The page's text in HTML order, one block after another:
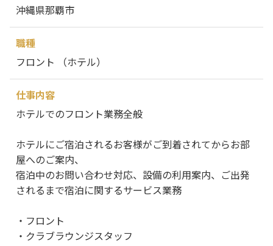
沖縄県那覇市
職種
フロント （ホテル）
仕事内容
ホテルでのフロント業務全般
ホテルにご宿泊されるお客様がご到着されてからお部
屋へのご案内、
宿泊中のお問い合わせ対応、設備の利用案内、ご出発
されるまで宿泊に関するサービス業務
・フロント
・クラブラウンジスタッフ